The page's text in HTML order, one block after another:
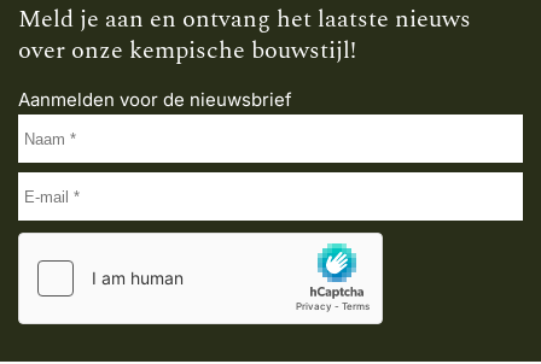
Meld je aan en ontvang het laatste nieuws
over onze kempische bouwstijl!
Aanmelden voor de nieuwsbrief